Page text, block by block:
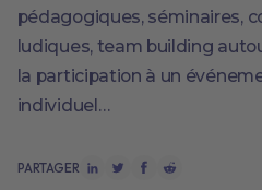
pédagogiques, séminaires,
ludiques, team building
la participation à un
individuel…
PARTAGER